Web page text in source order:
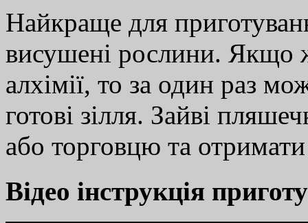
Найкраще для
висушені рослини. Якщо
алхімії, то за один раз
готові зілля. Зайві
або торговцю та
Відео інструкція